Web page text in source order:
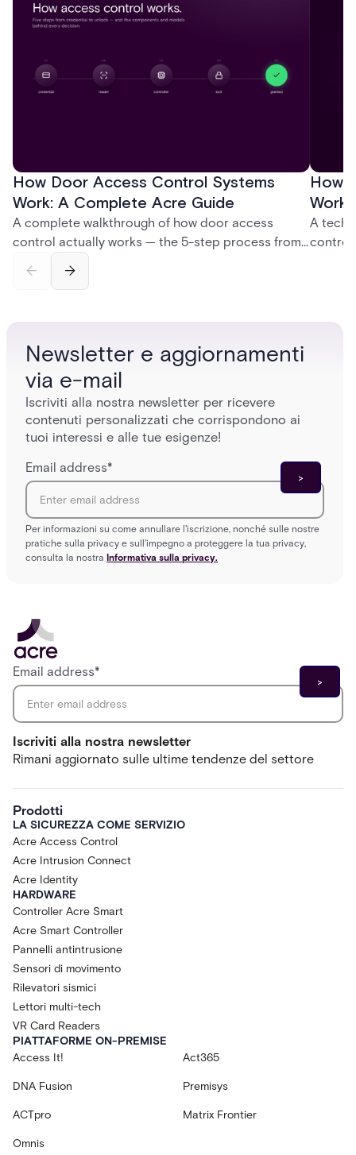
How Door Access Control Systems
Work: A Complete Acre Guide
A complete walkthrough of how door access
control actually works — the 5-step process from
and software components, and the access control
How
A
control
Newsletter e aggiornamenti
via e-mail
Iscriviti alla nostra newsletter per ricevere
contenuti personalizzati che corrispondono ai
tuoi interessi e alle tue esigenze!
Email address*
Per informazioni su come annullare l'iscrizione, nonché sulle nostre
pratiche sulla privacy e sull'impegno a proteggere la tua privacy,
consulta la nostra Informativa sulla privacy.
Iscriviti alla nostra newsletter
Rimani aggiornato sulle ultime tendenze del settore
Email address*
Prodotti
LA SICUREZZA COME SERVIZIO
Acre Access Control
Acre Intrusion Connect
Acre Identity
HARDWARE
Controller Acre Smart
Acre Smart Controller
Pannelli antintrusione
Sensori di movimento
Rilevatori sismici
Lettori multi-tech
VR Card Readers
PIATTAFORME ON-PREMISE
Access It!
Act365
DNA Fusion Premisys
ACTpro Matrix Frontier
Omnis